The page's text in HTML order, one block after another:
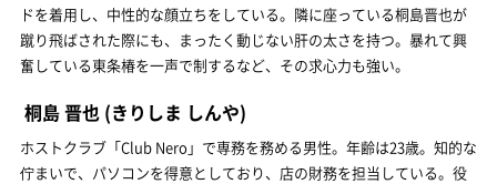
ドを着用し、中性的な顔立ちをしている。隣に座っている桐島晋也が
蹴り飛ばされた際にも、まったく動じない肝の太さを持つ。暴れて興
奮している東条椿を一声で制するなど、その求心力も強い。
桐島 晋也 (きりしま しんや)
ホストクラブ「Club Nero」で専務を務める男性。年齢は23歳。知的な
佇まいで、パソコンを得意としており、店の財務を担当している。役